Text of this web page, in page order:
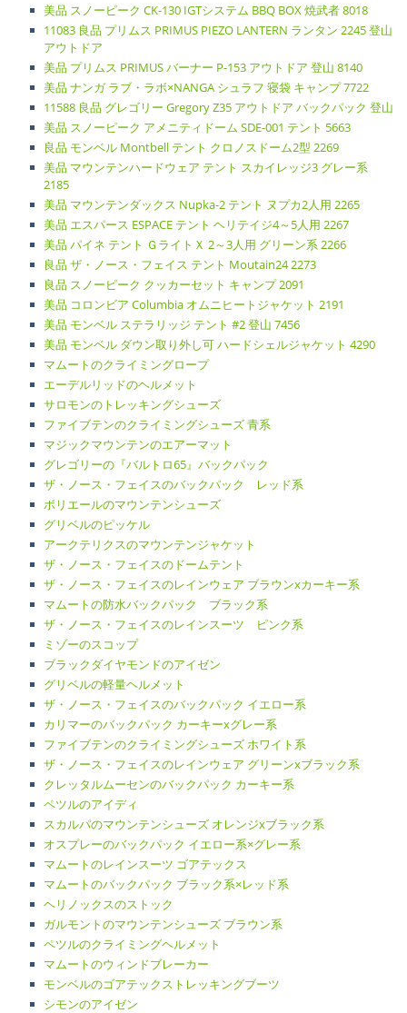
美品 スノーピーク CK-130 IGTシステム BBQ BOX 焼武者 8018
11083 良品 プリムス PRIMUS PIEZO LANTERN ランタン 2245 登山
アウトドア
美品 プリムス PRIMUS バーナー P-153 アウトドア 登山 8140
美品 ナンガ ラブ・ラボ×NANGA シュラフ 寝袋 キャンプ 7722
11588 良品 グレゴリー Gregory Z35 アウトドア バックパック 登山
美品 スノーピーク アメニティドーム SDE-001 テント 5663
良品 モンベル Montbell テント クロノスドーム2型 2269
美品 マウンテンハードウェア テント スカイレッジ3 グレー系
2185
美品 マウンテンダックス Nupka-2 テント ヌプカ2人用 2265
美品 エスパース ESPACE テント ヘリテイジ4～5人用 2267
美品 パイネ テント ＧライトＸ 2～3人用 グリーン系 2266
良品 ザ・ノース・フェイス テント Moutain24 2273
良品 スノーピーク クッカーセット キャンプ 2091
美品 コロンビア Columbia オムニヒートジャケット 2191
美品 モンベル ステラリッジ テント #2 登山 7456
美品 モンベル ダウン取り外し可 ハードシェルジャケット 4290
マムートのクライミングロープ
エーデルリッドのヘルメット
サロモンのトレッキングシューズ
ファイブテンのクライミングシューズ 青系
マジックマウンテンのエアーマット
グレゴリーの『バルトロ65』バックパック
ザ・ノース・フェイスのバックパック レッド系
ボリエールのマウンテンシューズ
グリベルのピッケル
アークテリクスのマウンテンジャケット
ザ・ノース・フェイスのドームテント
ザ・ノース・フェイスのレインウェア ブラウンxカーキー系
マムートの防水バックパック ブラック系
ザ・ノース・フェイスのレインスーツ ピンク系
ミゾーのスコップ
ブラックダイヤモンドのアイゼン
グリベルの軽量ヘルメット
ザ・ノース・フェイスのバックパック イエロー系
カリマーのバックパック カーキーxグレー系
ファイブテンのクライミングシューズ ホワイト系
ザ・ノース・フェイスのレインウェア グリーンxブラック系
クレッタルムーセンのバックパック カーキー系
ペツルのアイディ
スカルパのマウンテンシューズ オレンジxブラック系
オスプレーのバックパック イエロー系×グレー系
マムートのレインスーツ ゴアテックス
マムートのバックパック ブラック系×レッド系
ヘリノックスのストック
ガルモントのマウンテンシューズ ブラウン系
ペツルのクライミングヘルメット
マムートのウィンドブレーカー
モンベルのゴアテックストレッキングブーツ
シモンのアイゼン